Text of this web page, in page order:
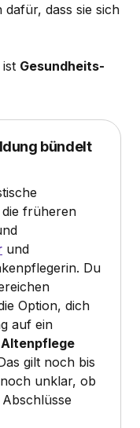
dafür, dass sie sich
Gesundheits-
bündelt
die früheren
und
Du
Option, dich
auf ein
Altenpflege
gilt noch bis
unklar, ob